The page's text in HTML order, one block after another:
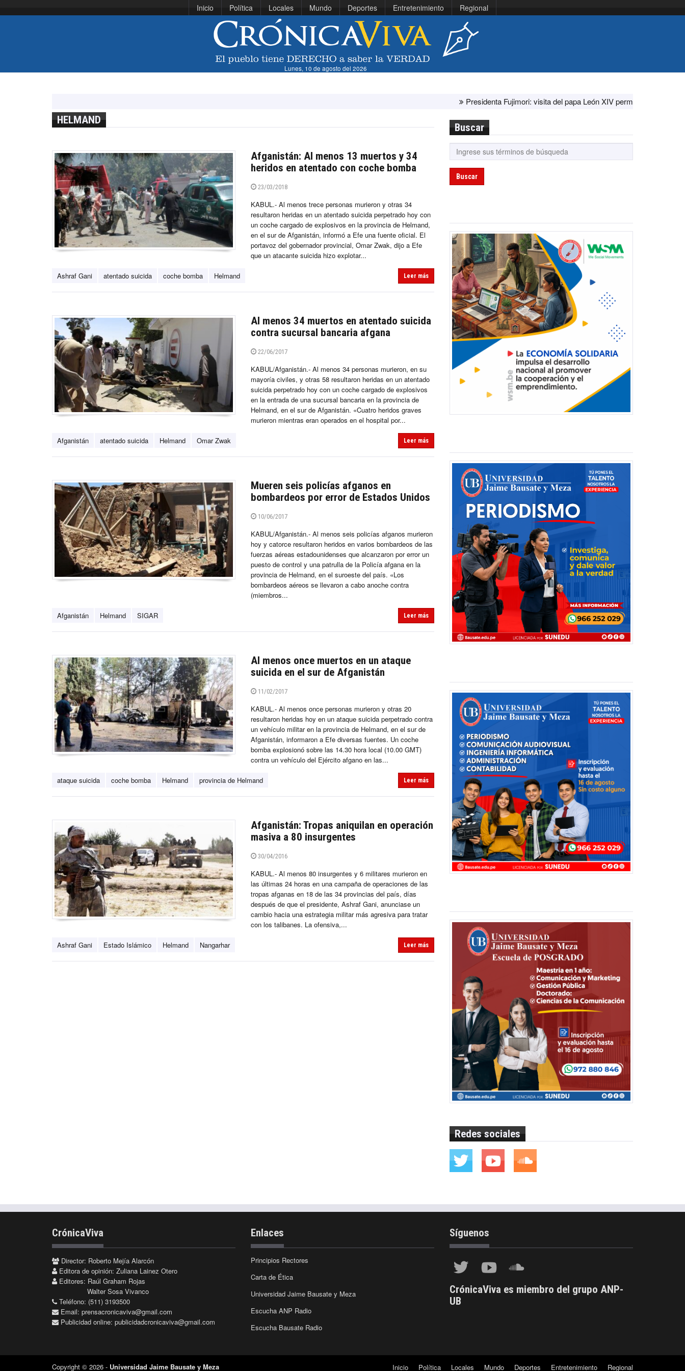
Inicio Política Locales Mundo Deportes Entretenimiento Regional
Lunes, 10 de agosto del 2026
Presidenta Fujimori: visita del papa León XIV permitirá la unidad de todos
HELMAND
Afganistán: Al menos 13 muertos y 34
heridos en atentado con coche bomba
23/03/2018
KABUL.- Al menos trece personas murieron y otras 34
resultaron heridas en un atentado suicida perpetrado hoy con
un coche cargado de explosivos en la provincia de Helmand,
en el sur de Afganistán, informó a Efe una fuente oficial. El
portavoz del gobernador provincial, Omar Zwak, dijo a Efe
que un atacante suicida hizo explotar...
Ashraf Gani atentado suicida coche bomba Helmand Leer más
Al menos 34 muertos en atentado suicida
contra sucursal bancaria afgana
22/06/2017
KABUL/Afganistán.- Al menos 34 personas murieron, en su
mayoría civiles, y otras 58 resultaron heridas en un atentado
suicida perpetrado hoy con un coche cargado de explosivos
en la entrada de una sucursal bancaria en la provincia de
Helmand, en el sur de Afganistán. «Cuatro heridos graves
murieron mientras eran operados en el hospital por...
Afganistán atentado suicida Helmand Omar Zwak Leer más
Mueren seis policías afganos en
bombardeos por error de Estados Unidos
10/06/2017
KABUL/Afganistán.- Al menos seis policías afganos murieron
hoy y catorce resultaron heridos en varios bombardeos de las
fuerzas aéreas estadounidenses que alcanzaron por error un
puesto de control y una patrulla de la Policía afgana en la
provincia de Helmand, en el suroeste del país. «Los
bombardeos aéreos se llevaron a cabo anoche contra
(miembros...
Afganistán Helmand SIGAR Leer más
Al menos once muertos en un ataque
suicida en el sur de Afganistán
11/02/2017
KABUL.- Al menos once personas murieron y otras 20
resultaron heridas hoy en un ataque suicida perpetrado contra
un vehículo militar en la provincia de Helmand, en el sur de
Afganistán, informaron a Efe diversas fuentes. Un coche
bomba explosionó sobre las 14.30 hora local (10.00 GMT)
contra un vehículo del Ejército afgano en las...
ataque suicida coche bomba Helmand provincia de Helmand Leer más
Afganistán: Tropas aniquilan en operación
masiva a 80 insurgentes
30/04/2016
KABUL.- Al menos 80 insurgentes y 6 militares murieron en
las últimas 24 horas en una campaña de operaciones de las
tropas afganas en 18 de las 34 provincias del país, días
después de que el presidente, Ashraf Gani, anunciase un
cambio hacia una estrategia militar más agresiva para tratar
con los talibanes. La ofensiva,...
Ashraf Gani Estado Islámico Helmand Nangarhar Leer más
Buscar
Buscar
Redes sociales
CrónicaViva
Director: Roberto Mejía Alarcón
Editora de opinión: Zuliana Lainez Otero
Editores: Raúl Graham Rojas
Walter Sosa Vivanco
Teléfono: (511) 3193500
Email: prensacronicaviva@gmail.com
Publicidad online: publicidadcronicaviva@gmail.com
Enlaces
Principios Rectores
Carta de Ética
Universidad Jaime Bausate y Meza
Escucha ANP Radio
Escucha Bausate Radio
Síguenos
CrónicaViva es miembro del grupo ANP-
UB
Copyright © 2026 - Universidad Jaime Bausate y Meza Inicio Política Locales Mundo Deportes Entretenimiento Regional